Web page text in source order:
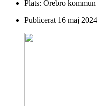
Plats: Örebro kommun
Publicerat 16 maj 2024